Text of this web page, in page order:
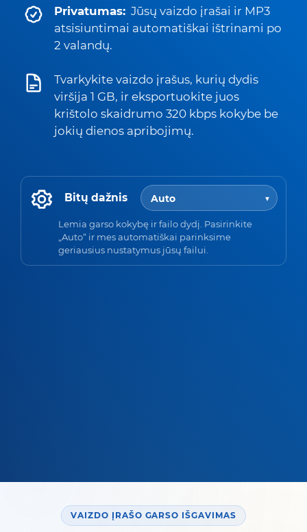
Privatumas: Jūsų vaizdo įrašai ir MP3
atsisiuntimai automatiškai ištrinami po
2 valandų.
Tvarkykite vaizdo įrašus, kurių dydis
viršija 1 GB, ir eksportuokite juos
krištolo skaidrumo 320 kbps kokybe be
jokių dienos apribojimų.
Bitų dažnis
Lemia garso kokybę ir failo dydį. Pasirinkite
„Auto“ ir mes automatiškai parinksime
geriausius nustatymus jūsų failui.
VAIZDO ĮRAŠO GARSO IŠGAVIMAS